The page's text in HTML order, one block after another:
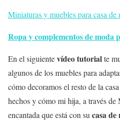
Miniaturas y muebles para casa
Ropa y complementos de moda
En el siguientevídeo tutorialte
algunos de los muebles para
cómo decoramos el resto de la
hechos y cómo mi hija, a través de
encantada que está con su casa de